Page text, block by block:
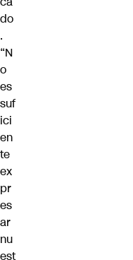
do
.
“N
o
es
suf
ici
en
te
ex
pr
es
ar
nu
est